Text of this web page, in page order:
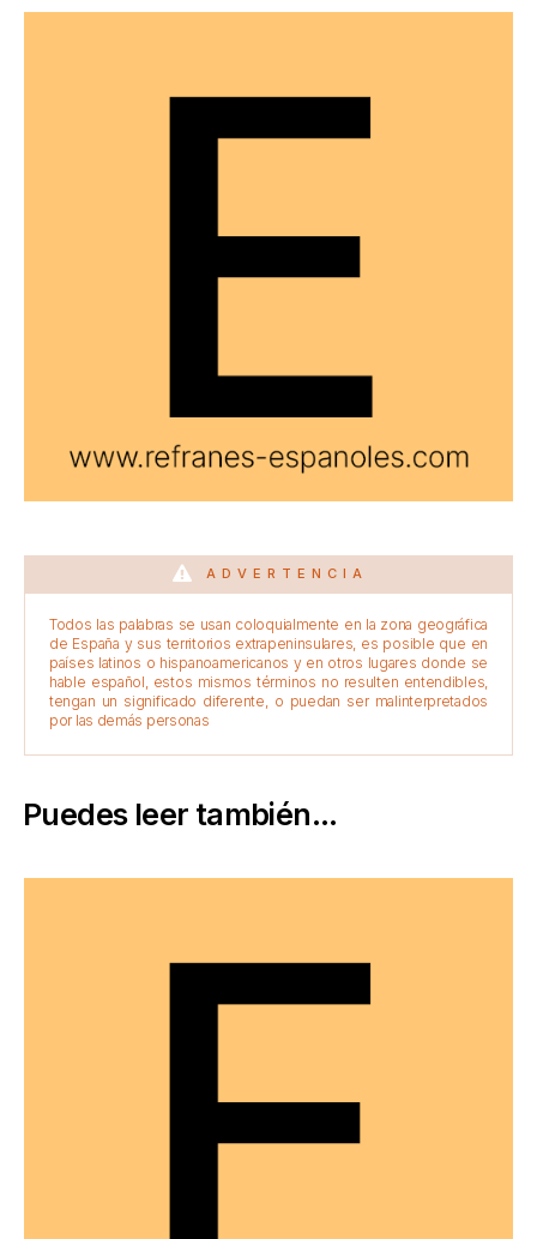
ADVERTENCIA
Todos las palabras se usan coloquialmente en la zona geográfica
de España y sus territorios extrapeninsulares, es posible que en
países latinos o hispanoamericanos y en otros lugares donde se
hable español, estos mismos términos no resulten entendibles,
tengan un significado diferente, o puedan ser malinterpretados
por las demás personas
Puedes leer también...